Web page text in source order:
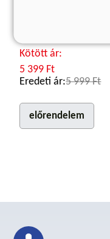
Kötött ár:
5 399 Ft
Eredeti ár:5 999 Ft
előrendelem